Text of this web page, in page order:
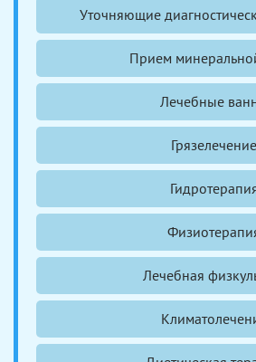
Уточняющие
Прием
Лечебные
Грязелечение
Лечебная